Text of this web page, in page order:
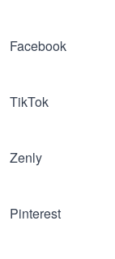
Facebook
TikTok
Zenly
Pinterest